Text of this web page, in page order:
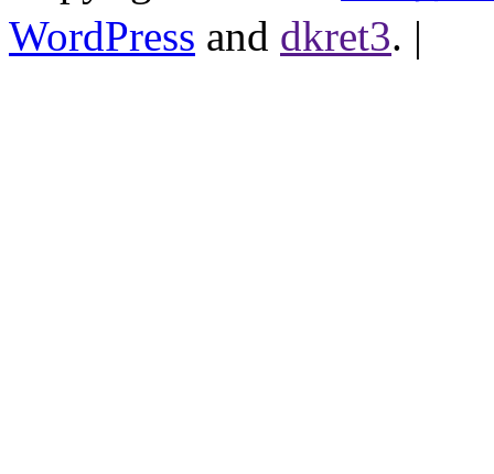
WordPress and dkret3. |